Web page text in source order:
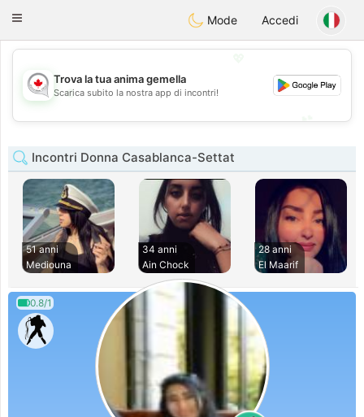
CANADIANchat
Toggle
Mode Accedi
💖
💕
Trova la tua anima gemella
Scarica subito la nostra app di incontri!
Incontri Donna Casablanca-Settat
51 anni
Mediouna
34 anni
Ain Chock
28 anni
El Maarif
0.8/1